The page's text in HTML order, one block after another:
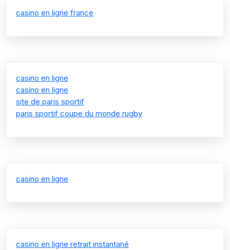
casino en ligne france
casino en ligne
casino en ligne
site de paris sportif
paris sportif coupe du monde rugby
casino en ligne
casino en ligne retrait instantané